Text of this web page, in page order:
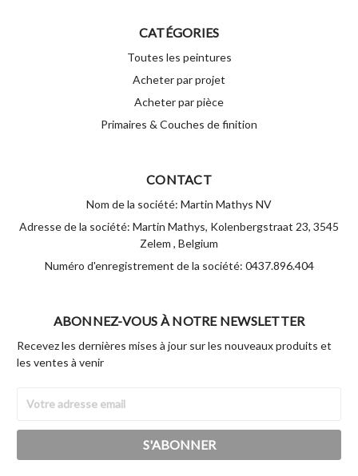
CATÉGORIES
Toutes les peintures
Acheter par projet
Acheter par pièce
Primaires & Couches de finition
CONTACT
Nom de la société: Martin Mathys NV
Adresse de la société: Martin Mathys, Kolenbergstraat 23, 3545
Zelem , Belgium
Numéro d'enregistrement de la société: 0437.896.404
ABONNEZ-VOUS À NOTRE NEWSLETTER
Recevez les dernières mises à jour sur les nouveaux produits et
les ventes à venir
Email